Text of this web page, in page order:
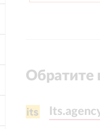
Обратите